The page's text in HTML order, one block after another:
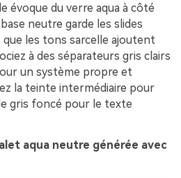
évoque du verre aqua à côté
neutre garde les slides
les tons sarcelle ajoutent
à des séparateurs gris clairs
un système propre et
la teinte intermédiaire pour
gris foncé pour le texte
aqua neutre générée avec